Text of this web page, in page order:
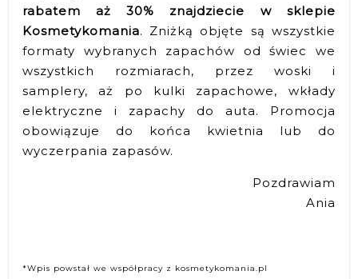
rabatem aż 30% znajdziecie w sklepie
Kosmetykomania. Zniżką objęte są wszystkie
formaty wybranych zapachów od świec we
wszystkich rozmiarach, przez woski i
samplery, aż po kulki zapachowe, wkłady
elektryczne i zapachy do auta. Promocja
obowiązuje do końca kwietnia lub do
wyczerpania zapasów.
Pozdrawiam
Ania
*Wpis powstał we współpracy z kosmetykomania.pl